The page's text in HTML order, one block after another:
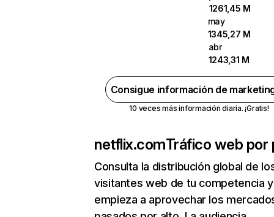
1261,45 M
may
1345,27 M
abr
1243,31 M
Consigue información de
10 veces más información diaria. ¡Gratis!
netflix.comTráfico web por
Consulta la distribución global de
visitantes web de tu competencia y
empieza a aprovechar los